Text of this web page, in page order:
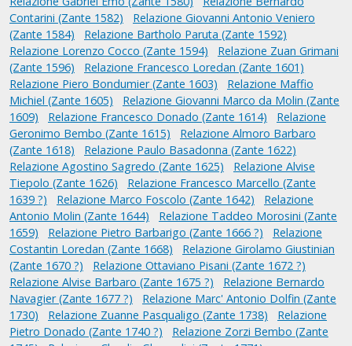
Contarini (Zante 1582)
Relazione Giovanni Antonio Veniero
(Zante 1584)
Relazione Bartholo Paruta (Zante 1592)
Relazione Lorenzo Cocco (Zante 1594)
Relazione Zuan Grimani
(Zante 1596)
Relazione Francesco Loredan (Zante 1601)
Relazione Piero Bondumier (Zante 1603)
Relazione Maffio
Michiel (Zante 1605)
Relazione Giovanni Marco da Molin (Zante
1609)
Relazione Francesco Donado (Zante 1614)
Relazione
Geronimo Bembo (Zante 1615)
Relazione Almoro Barbaro
(Zante 1618)
Relazione Paulo Basadonna (Zante 1622)
Relazione Agostino Sagredo (Zante 1625)
Relazione Alvise
Tiepolo (Zante 1626)
Relazione Francesco Marcello (Zante
1639 ?)
Relazione Marco Foscolo (Zante 1642)
Relazione
Antonio Molin (Zante 1644)
Relazione Taddeo Morosini (Zante
1659)
Relazione Pietro Barbarigo (Zante 1666 ?)
Relazione
Costantin Loredan (Zante 1668)
Relazione Girolamo Giustinian
(Zante 1670 ?)
Relazione Ottaviano Pisani (Zante 1672 ?)
Relazione Alvise Barbaro (Zante 1675 ?)
Relazione Bernardo
Navagier (Zante 1677 ?)
Relazione Marc' Antonio Dolfin (Zante
1730)
Relazione Zuanne Pasqualigo (Zante 1738)
Relazione
Pietro Donado (Zante 1740 ?)
Relazione Zorzi Bembo (Zante